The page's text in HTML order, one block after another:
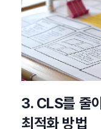
3. CLS를 줄
최적화 방법